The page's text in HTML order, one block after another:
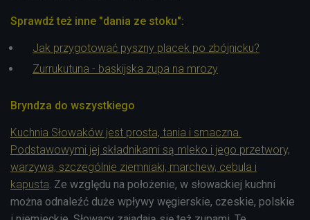
Sprawdź też inne "dania ze stoku":
Jak przygotować pyszny placek po zbójnicku?
Zurrukutuna - baskijska zupa na mrozy
Bryndza do wszystkiego
Kuchnia Słowaków jest prosta, tania i smaczna.
Podstawowymi jej składnikami są mleko i jego przetwory,
warzywa, szczególnie ziemniaki, marchew, cebula i
kapusta . Ze względu na położenie, w słowackiej kuchni
można odnaleźć duże wpływy węgierskie, czeskie, polskie